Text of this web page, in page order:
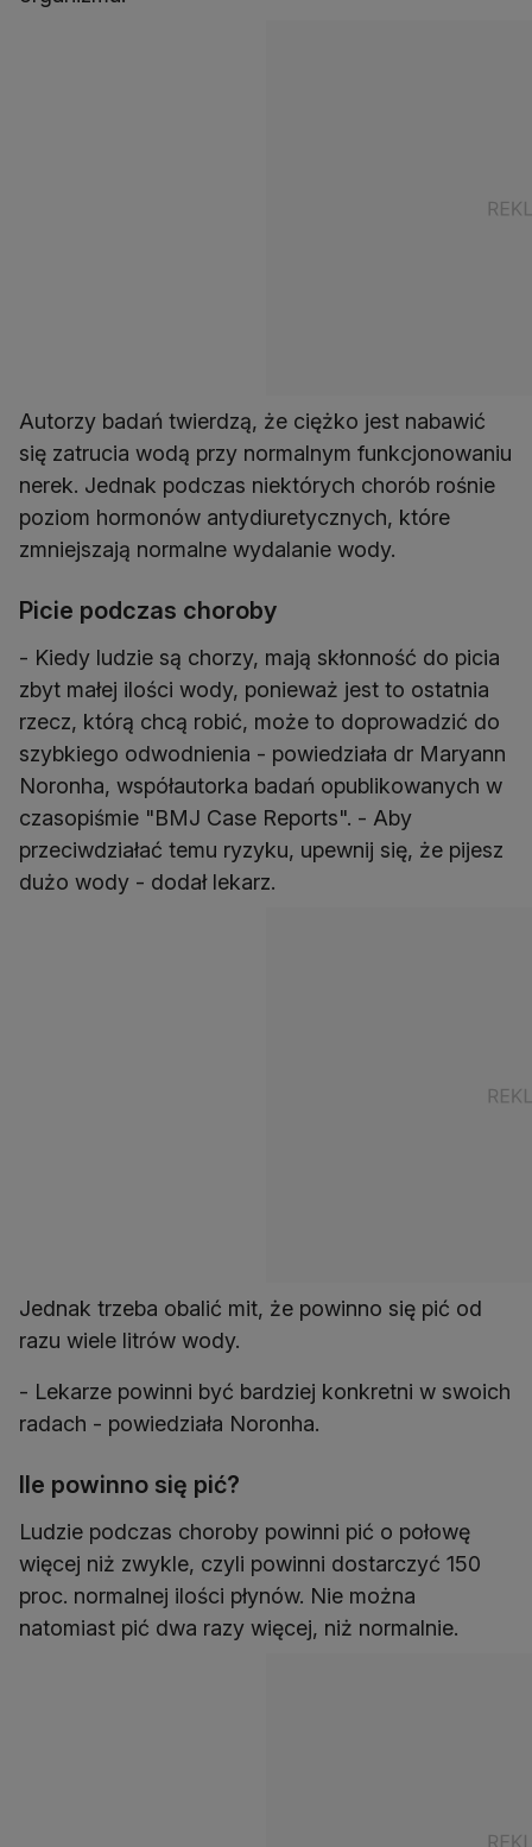
Autorzy badań twierdzą, że ciężko jest nabawić
się zatrucia wodą przy normalnym funkcjonowaniu
nerek. Jednak podczas niektórych chorób rośnie
poziom hormonów antydiuretycznych, które
zmniejszają normalne wydalanie wody.
Picie podczas choroby
- Kiedy ludzie są chorzy, mają skłonność do picia
zbyt małej ilości wody, ponieważ jest to ostatnia
rzecz, którą chcą robić, może to doprowadzić do
szybkiego odwodnienia - powiedziała dr Maryann
Noronha, współautorka badań opublikowanych w
czasopiśmie "BMJ Case Reports". - Aby
przeciwdziałać temu ryzyku, upewnij się, że pijesz
dużo wody - dodał lekarz.
Jednak trzeba obalić mit, że powinno się pić od
razu wiele litrów wody.
- Lekarze powinni być bardziej konkretni w swoich
radach - powiedziała Noronha.
Ile powinno się pić?
Ludzie podczas choroby powinni pić o połowę
więcej niż zwykle, czyli powinni dostarczyć 150
proc. normalnej ilości płynów. Nie można
natomiast pić dwa razy więcej, niż normalnie.